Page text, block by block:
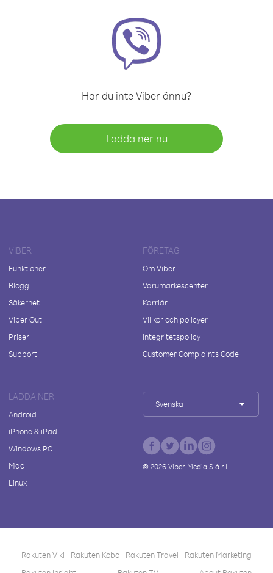
Har du inte Viber ännu?
Ladda ner nu
VIBER
Funktioner
Blogg
Säkerhet
Viber Out
Priser
Support
FÖRETAG
Om Viber
Varumärkescenter
Karriär
Villkor och policyer
Integritetspolicy
Customer Complaints Code
LADDA NER
Android
iPhone & iPad
Windows PC
Mac
Linux
Svenska
© 2026Viber Media S.à r.l.
Rakuten Viki Rakuten Kobo Rakuten Travel
Rakuten Marketing